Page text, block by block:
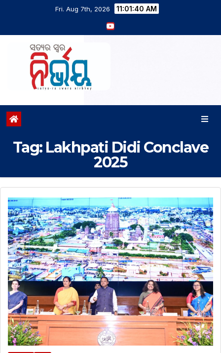
Fri. Aug 7th, 2026 11:01:41 AM
Tag: Lakhpati Didi Conclave
2025